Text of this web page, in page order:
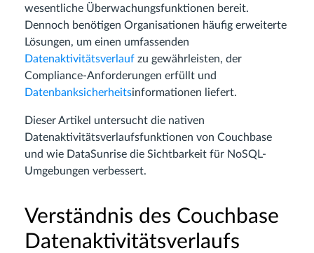
wesentliche Überwachungsfunktionen bereit.
Dennoch benötigen Organisationen häufig erweiterte
Lösungen, um einen umfassenden
Datenaktivitätsverlauf zu gewährleisten, der
Compliance-Anforderungen erfüllt und
Datenbanksicherheitsinformationen liefert.
Dieser Artikel untersucht die nativen
Datenaktivitätsverlaufsfunktionen von Couchbase
und wie DataSunrise die Sichtbarkeit für NoSQL-
Umgebungen verbessert.
Verständnis des Couchbase
Datenaktivitätsverlaufs